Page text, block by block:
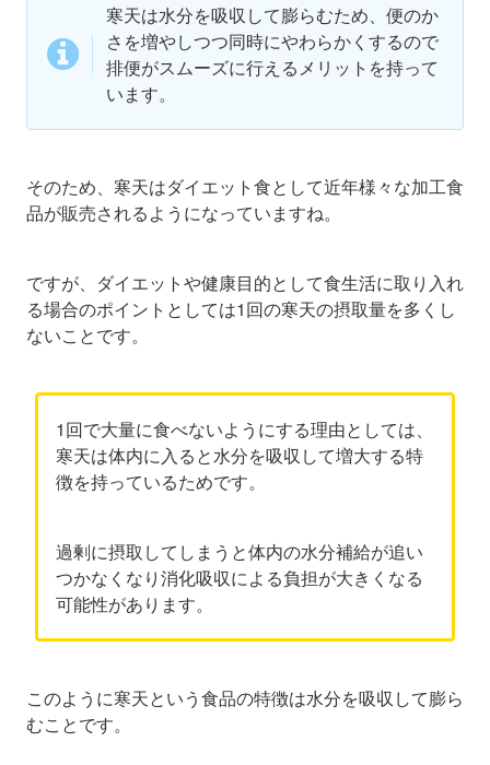
寒天は水分を吸収して膨らむため、便のか
さを増やしつつ同時にやわらかくするので
排便がスムーズに行えるメリットを持って
います。
そのため、寒天はダイエット食として近年様々な加工食
品が販売されるようになっていますね。
ですが、ダイエットや健康目的として食生活に取り入れ
る場合のポイントとしては1回の寒天の摂取量を多くし
ないことです。
1回で大量に食べないようにする理由としては、
寒天は体内に入ると水分を吸収して増大する特
徴を持っているためです。
過剰に摂取してしまうと体内の水分補給が追い
つかなくなり消化吸収による負担が大きくなる
可能性があります。
このように寒天という食品の特徴は水分を吸収して膨ら
むことです。